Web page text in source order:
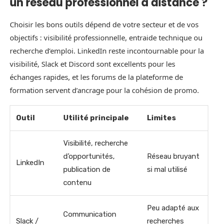
Choisir les bons outils dépend de votre secteur et de vos
objectifs : visibilité professionnelle, entraide technique ou
recherche d’emploi. LinkedIn reste incontournable pour la
visibilité, Slack et Discord sont excellents pour les
échanges rapides, et les forums de la plateforme de
formation servent d’ancrage pour la cohésion de promo.
Outil Utilité principale Limites
LinkedIn
Visibilité, recherche
d’opportunités,
publication de
contenu
Réseau bruyant
si mal utilisé
Slack /
Communication
Peu adapté aux
recherches